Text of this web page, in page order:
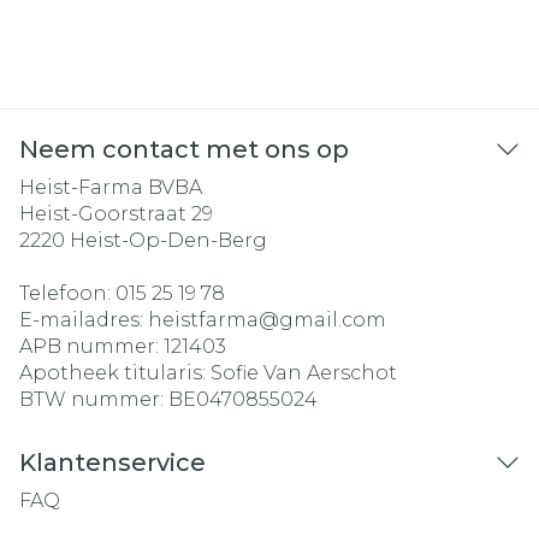
Neem contact met ons op
Heist-Farma BVBA
Heist-Goorstraat 29
2220 Heist-Op-Den-Berg
Telefoon: 015 25 19 78
E-mailadres: heistfarma@gmail.com
APB nummer: 121403
Apotheek titularis: Sofie Van Aerschot
BTW nummer: BE0470855024
Klantenservice
FAQ